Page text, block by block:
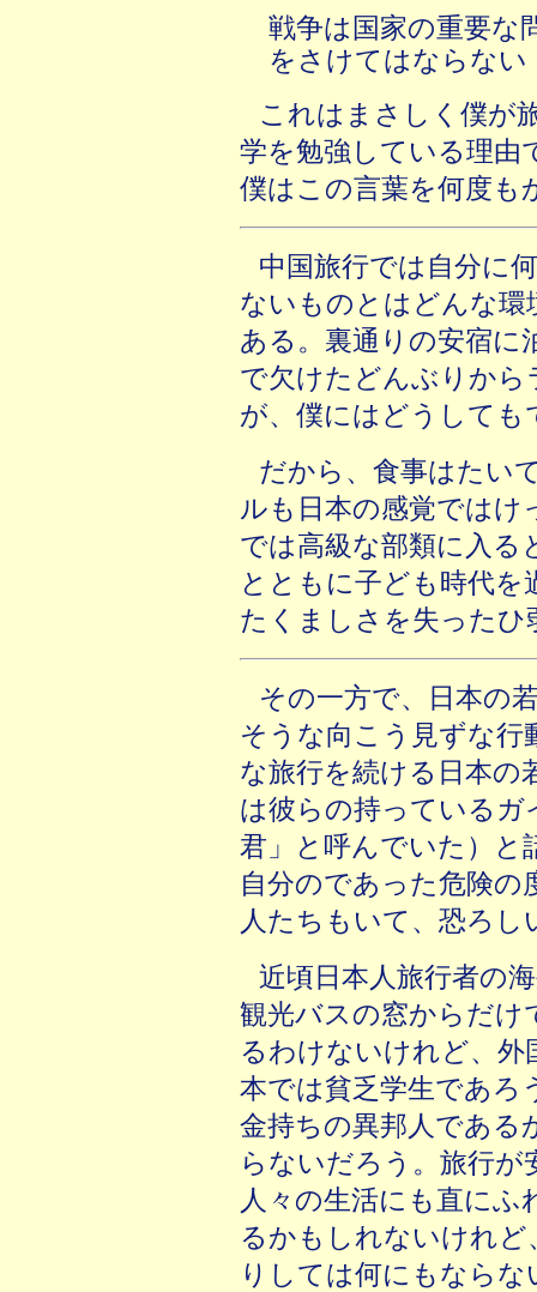
戦争は国家の重要な
をさけてはならない
これはまさしく僕が
学を勉強している理由
僕はこの言葉を何度も
中国旅行では自分に
ないものとはどんな
ある。裏通りの安宿に
で欠けたどんぶりか
が、僕にはどうしても
だから、食事はたい
ルも日本の感覚ではけ
では高級な部類に入る
とともに子ども時代
たくましさを失ったひ
その一方で、日本の
そうな向こう見ずな行
な旅行を続ける日本の
は彼らの持っている
君」と呼んでいた）と
自分のであった危険
人たちもいて、恐ろし
近頃日本人旅行者の
観光バスの窓からだけ
るわけないけれど、外
本では貧乏学生であろ
金持ちの異邦人である
らないだろう。旅行
人々の生活にも直に
るかもしれないけれ
りしては何にもならな